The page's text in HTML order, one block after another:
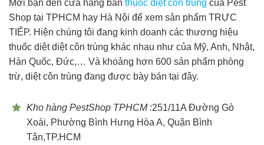
Mời bạn đến cửa hàng bán thuốc diệt côn trùng của Pest
Shop tại TPHCM hay Hà Nội để xem sản phẩm TRỰC
TIẾP. Hiện chúng tôi đang kinh doanh các thương hiệu
thuốc diệt diệt côn trùng khác nhau như của Mỹ, Anh, Nhật,
Hàn Quốc, Đức,… Và khoảng hơn 600 sản phẩm phòng
trừ, diệt côn trùng đang được bày bán tại đây.
Kho hàng PestShop TPHCM :251/11A Đường Gò
Xoài, Phường Bình Hưng Hòa A, Quận Bình
Tân,TP.HCM